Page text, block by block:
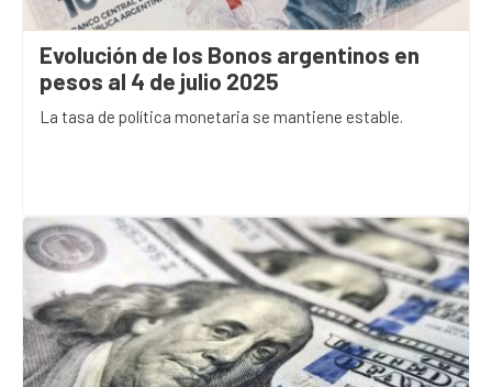
Evolución de los Bonos argentinos en
pesos al 4 de julio 2025
La tasa de política monetaria se mantiene estable.